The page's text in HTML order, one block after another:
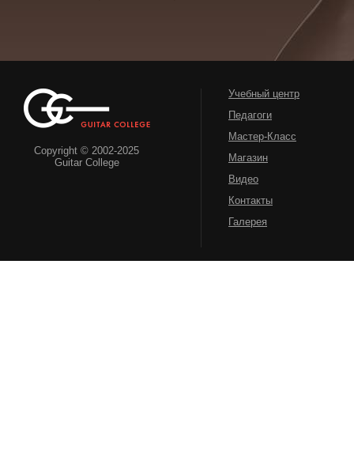
Copyright © 2002-2025
Guitar College
Учебный центр
Педагоги
Мастер-Класс
Магазин
Видео
Контакты
Галерея